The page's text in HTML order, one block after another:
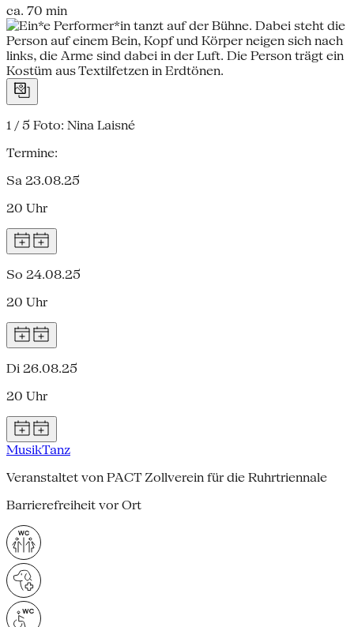
ca. 70 min
1 / 5 Foto: Nina Laisné
Termine:
Sa 23.08.25
20 Uhr
So 24.08.25
20 Uhr
Di 26.08.25
20 Uhr
MusikTanz
Veranstaltet von PACT Zollverein für die Ruhrtriennale
Barrierefreiheit vor Ort